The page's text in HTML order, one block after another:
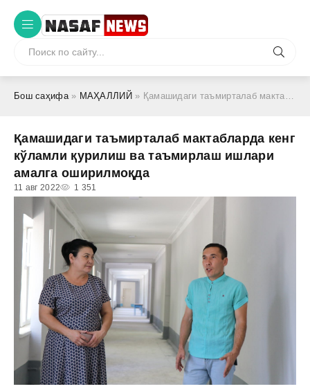
Бош саҳифа» МАҲАЛЛИЙ » Қамашидаги таъмирталаб мактабларда кенг кўламли қурилиш ва таъмирлаш ишлари амалга оширилмоқда
Қамашидаги таъмирталаб мактабларда кенг
кўламли қурилиш ва таъмирлаш ишлари
амалга оширилмоқда
11 авг 2022 1 351